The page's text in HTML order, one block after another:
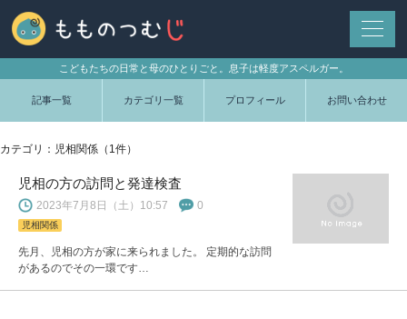
こどもたちの日常と母のひとりごと。息子は軽度アスペルガー。
記事一覧 カテゴリ一覧 プロフィール お問い合わせ
カテゴリ：児相関係（1件）
児相の方の訪問と発達検査
2023年7月8日（土）10:57 0
児相関係
先月、児相の方が家に来られました。 定期的な訪問
があるのでその一環です…